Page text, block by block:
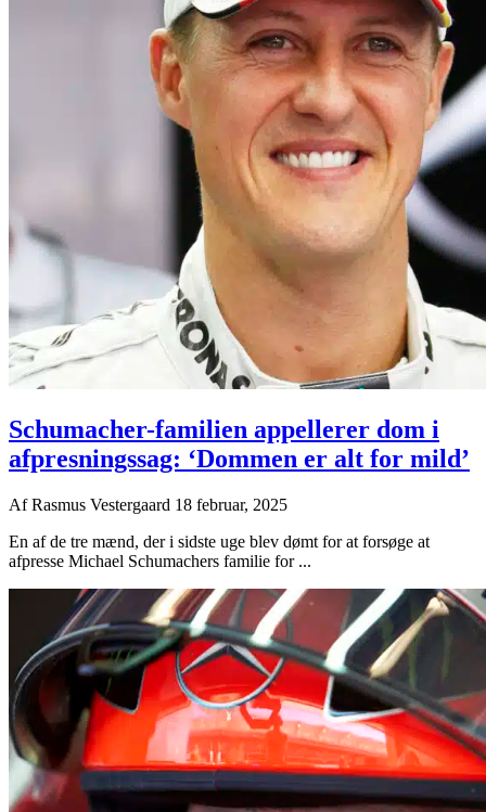
Schumacher-familien appellerer dom i
afpresningssag: ‘Dommen er alt for mild’
AfRasmus Vestergaard 18 februar, 2025
En af de tre mænd, der i sidste uge blev dømt for at forsøge at
afpresse Michael Schumachers familie for ...